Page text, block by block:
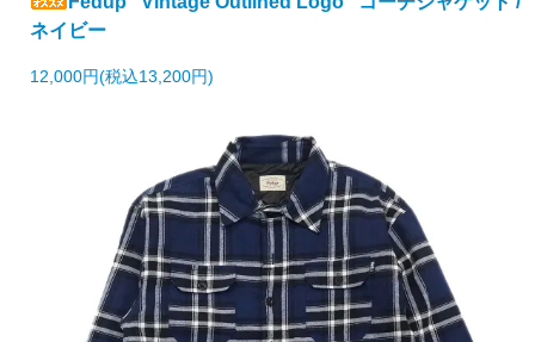
ネイビー
12,000円(税込13,200円)